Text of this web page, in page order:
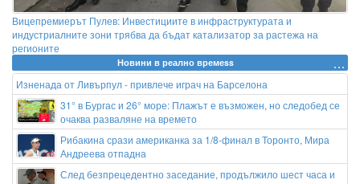
Вицепремиерът Пулев: Инвестициите в инфраструктурата и
индустриалните зони трябва да бъдат катализатор за растежа на
регионите
Новини в реално времеss
Изненада от Ливърпул - привлече играч на Барселона
31° в Бургас и 26° море: Плажът е възможен, но следобед се
очаква разваляне на времето
Рибакина срази американка за 1/8-финал в Торонто, Мира
Андреева отпадна
След безпрецедентно заседание, продължило шест часа и